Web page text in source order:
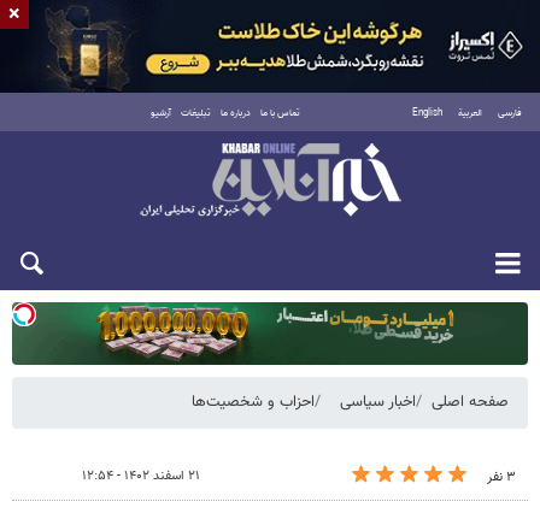
فارسی العربية English تماس با ما درباره ما تبلیغات آرشیو
یکشنبه ۱۸ مرداد ۱۴۰۵
صفحه اصلی اخبار سیاسی احزاب و شخصیت‌ها
۳ نفر ۲۱ اسفند ۱۴۰۲ - ۱۲:۵۴
×